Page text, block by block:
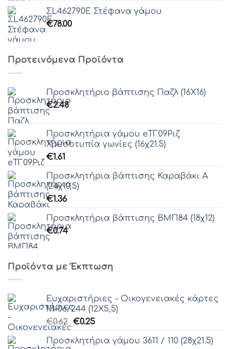
ΣL462790Ε Στέφανα γάμου
€78.00
Προτεινόμενα Προϊόντα
Προσκλητήριο βάπτισης Παζλ (16Χ16)
€2.48
Προσκλητήρια γάμου eΤΓ09Ριζ
Χρυσοτυπία γωνίες (16χ21.5)
€1.61
Προσκλητήρια βάπτισης Καραβάκι Α
(24χ10,5)
€1.36
Προσκλητήρια βάπτισης ΒΜΠ84 (18χ12)
€0.74
Προϊόντα με Έκπτωση
Ευχαριστήριες - Οικογενειακές κάρτες
Μ-06/244 (12Χ5,5)
€0.62 Original
was:
€0.25Η
τιμή
Προσκλητήρια γάμου 3611 / 110 (28χ21.5)